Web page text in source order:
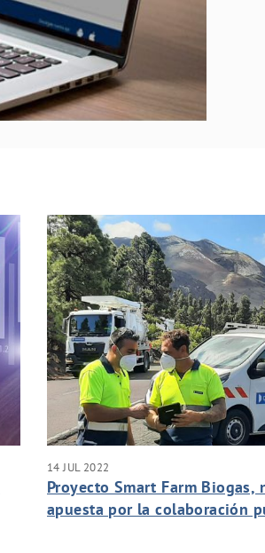
14 JUL 2022
Proyecto Smart Farm Biogas,
apuesta por la colaboración